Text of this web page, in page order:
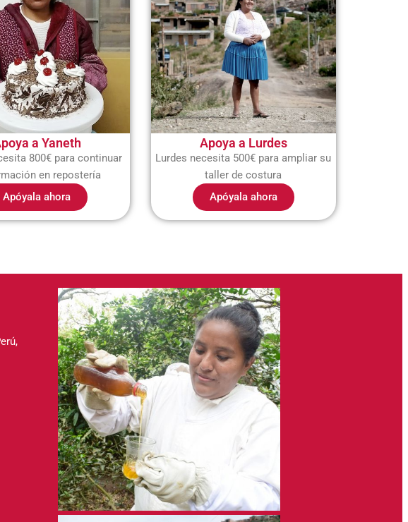
a Yaneth
800€ para continuar
en repostería
Apóyala ahora
Apoya a Lurdes
Lurdes necesita 500€ para ampliar su
taller de costura
Apóyala ahora